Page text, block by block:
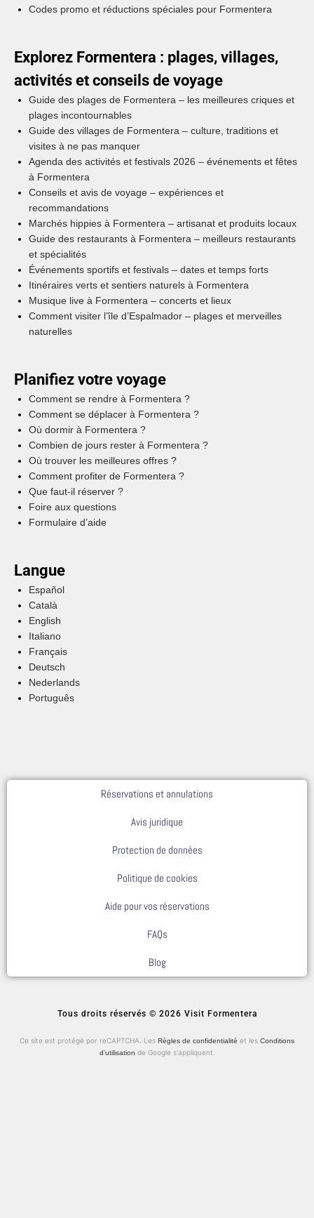
Codes promo et réductions spéciales pour Formentera
Explorez Formentera : plages, villages,
activités et conseils de voyage
Guide des plages de Formentera – les meilleures criques et
plages incontournables
Guide des villages de Formentera – culture, traditions et
visites à ne pas manquer
Agenda des activités et festivals 2026 – événements et fêtes
à Formentera
Conseils et avis de voyage – expériences et
recommandations
Marchés hippies à Formentera – artisanat et produits locaux
Guide des restaurants à Formentera – meilleurs restaurants
et spécialités
Événements sportifs et festivals – dates et temps forts
Itinéraires verts et sentiers naturels à Formentera
Musique live à Formentera – concerts et lieux
Comment visiter l’île d’Espalmador – plages et merveilles
naturelles
Planifiez votre voyage
Comment se rendre à Formentera ?
Comment se déplacer à Formentera ?
Où dormir à Formentera ?
Combien de jours rester à Formentera ?
Où trouver les meilleures offres ?
Comment profiter de Formentera ?
Que faut-il réserver ?
Foire aux questions
Formulaire d’aide
Langue
Español
Català
English
Italiano
Français
Deutsch
Nederlands
Português
Réservations et annulations
Avis juridique
Protection de données
Politique de cookies
Aide pour vos réservations
FAQs
Blog
Tous droits réservés © 2026 Visit Formentera
Ce site est protégé por reCAPTCHA. Les Règles de confidentialité et les Conditions
d'utilisation de Google s'appliquent.